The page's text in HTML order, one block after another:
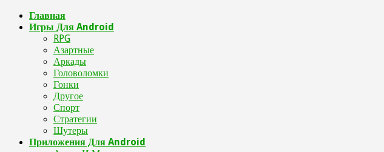
Главная
Игры Для Android
RPG
Азартные
Аркады
Головоломки
Гонки
Другое
Спорт
Стратегии
Шутеры
Приложения Для Android